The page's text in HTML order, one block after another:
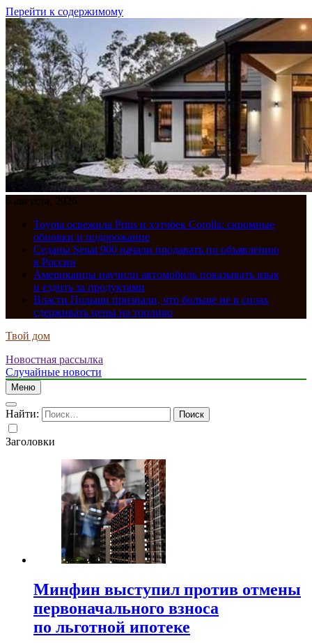
Перейти к содержимому
6 августа, 2026
Toyota освежила Prius и хэтчбек Corolla: скромные
обновки и подорожание
Седаны Senat 900 начали продавать по объявлению
в России
Американцы научили автомобиль показывать язык
и ездить за продуктами
Власти Польши признали, что больше не в силах
сдерживать цены на топливо
Твой дом
Новостная рассылка
Случайные новости
Меню
Найти:
Заголовки
Минфин выступил против отмены
первоначального взноса
по льготной ипотеке